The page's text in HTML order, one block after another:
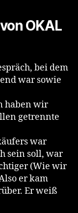
OKAL
bei dem
war sowie
haben wir
getrennte
war
sein soll, war
(Wie wir
er kam
Er weiß